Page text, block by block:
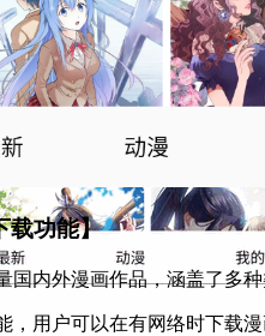
载功能】
国内外漫画作品，涵盖了多种
，用户可以在有网络时下载漫